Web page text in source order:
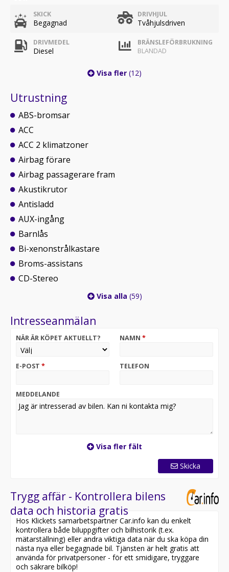
SKICK
Begagnad
DRIVHJUL
Tvåhjulsdriven
DRIVMEDEL
Diesel
BRÄNSLEFÖRBRUKNING
BLANDAD
Visa fler (12)
Utrustning
ABS-bromsar
ACC
ACC 2 klimatzoner
Airbag förare
Airbag passagerare fram
Akustikrutor
Antisladd
AUX-ingång
Barnlås
Bi-xenonstrålkastare
Broms-assistans
CD-Stereo
Visa alla (59)
Intresseanmälan
NÄR ÄR KÖPET AKTUELLT? NAMN *
E-POST * TELEFON
MEDDELANDE
Visa fler fält
Skicka
Trygg affär - Kontrollera bilens
data och historia gratis
Hos Klickets samarbetspartner Car.info kan du enkelt
kontrollera både biluppgifter och bilhistorik (t.ex.
mätarställning) eller andra viktiga data när du ska köpa din
nästa nya eller begagnade bil. Tjänsten är helt gratis att
använda för privatpersoner - för ett smidigare, tryggare
och säkrare bilköp!